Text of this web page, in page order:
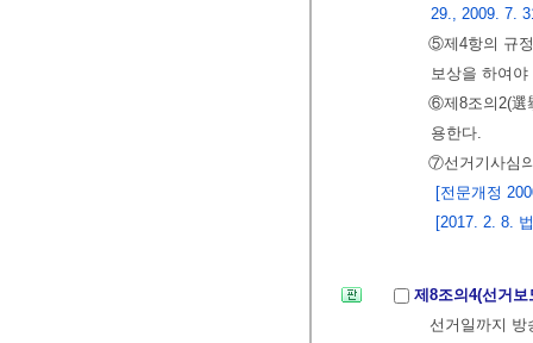
29., 2009. 7.
⑤제4항의 규
보상을 하여
⑥제8조의2(選
용한다.
⑦선거기사심
[전문개정
[2017. 2. 8.
제8조의4(선거
선거일까지